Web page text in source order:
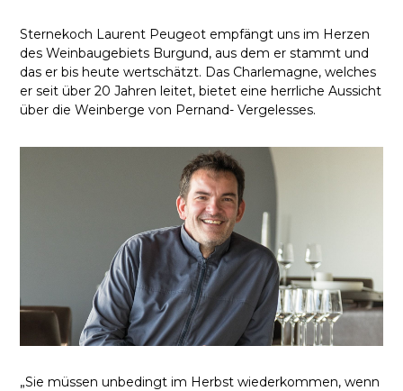
Sternekoch Laurent Peugeot empfängt uns im Herzen
des Weinbaugebiets Burgund, aus dem er stammt und
das er bis heute wertschätzt. Das Charlemagne, welches
er seit über 20 Jahren leitet, bietet eine herrliche Aussicht
über die Weinberge von Pernand- Vergelesses.
„Sie müssen unbedingt im Herbst wiederkommen, wenn